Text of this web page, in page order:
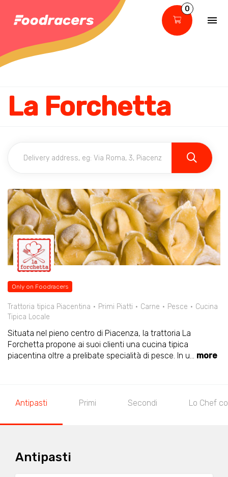
0
La Forchetta
Only on Foodracers
Trattoria tipica Piacentina Primi Piatti Carne Pesce
Cucina
Tipica Locale
Situata nel pieno centro di Piacenza, la trattoria La
Forchetta propone ai suoi clienti una cucina tipica
piacentina oltre a prelibate specialità di pesce. In u... more
Antipasti Primi Secondi Lo Chef
Antipasti